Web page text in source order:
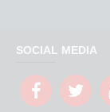
SOCIAL MEDIA